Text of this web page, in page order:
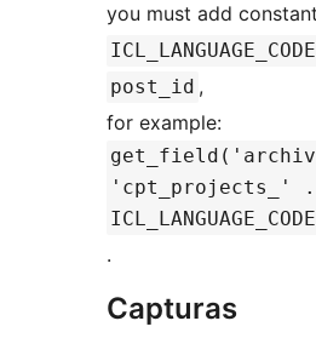
you must add constant
ICL_LANGUAGE_CODE
post_id ,
for example:
'cpt_projects_' .
.
Capturas